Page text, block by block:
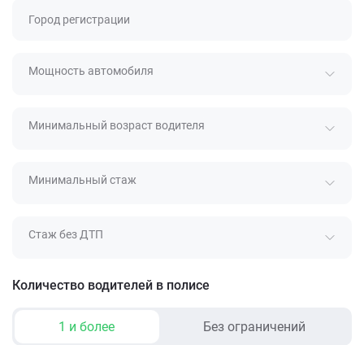
Город регистрации
Мощность автомобиля
Минимальный возраст водителя
Минимальный стаж
Стаж без ДТП
Количество водителей в полисе
1 и более Без ограничений